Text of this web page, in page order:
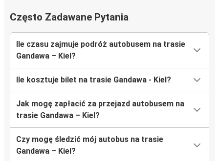
Często Zadawane Pytania
Ile czasu zajmuje podróż autobusem na trasie
Gandawa – Kiel?
Ile kosztuje bilet na trasie Gandawa - Kiel?
Jak mogę zapłacić za przejazd autobusem na
trasie Gandawa – Kiel?
Czy mogę śledzić mój autobus na trasie
Gandawa – Kiel?